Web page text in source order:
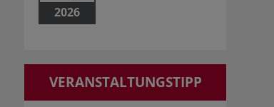
2026
VERANSTALTUNGSTIPP